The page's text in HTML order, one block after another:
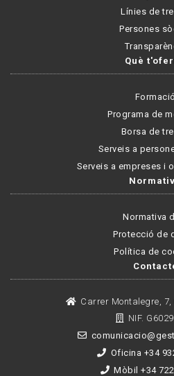
Línies de
Persones
Què
Formació
Programa de
Borsa de
Serveis a
Serveis a empreses i
Normativa
Protecció de
Política de
Carrer Montalegre, 7,
NIF.
Oficina +34
Mòbil +34